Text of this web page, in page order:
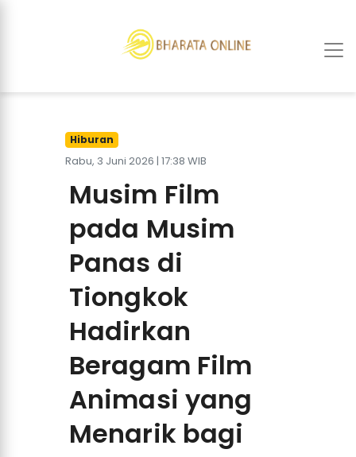
Hiburan
Rabu, 3 Juni 2026 | 17:38 WIB
Musim Film
pada Musim
Panas di
Tiongkok
Hadirkan
Beragam Film
Animasi yang
Menarik bagi